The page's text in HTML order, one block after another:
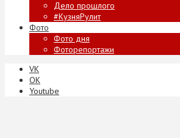
Дело прошлого
#КузняРулит
Фото
Фото дня
Фоторепортажи
VK
ОК
Youtube